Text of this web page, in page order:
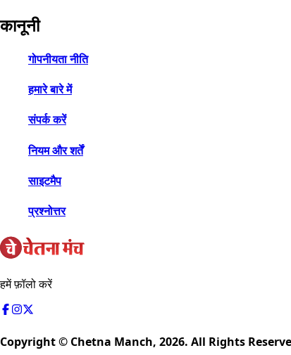
कानूनी
गोपनीयता नीति
हमारे बारे में
संपर्क करें
नियम और शर्तें
साइटमैप
प्रश्नोत्तर
हमें फ़ॉलो करें
Copyright © Chetna Manch, 2026. All Rights